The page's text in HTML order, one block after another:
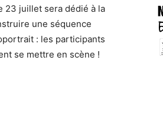
23 juillet sera dédié à la
une séquence
: les participants
se mettre en scène !